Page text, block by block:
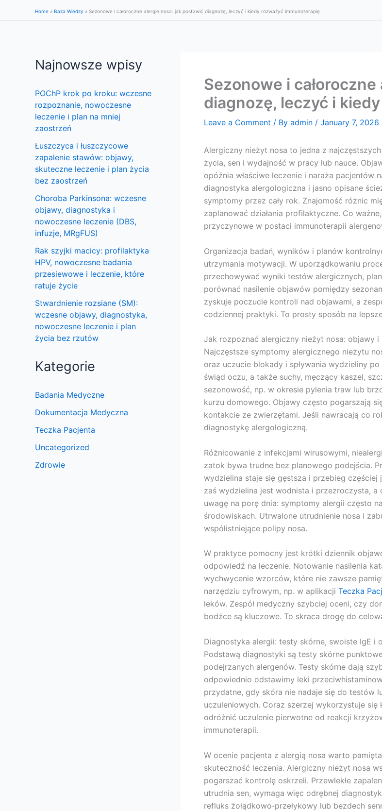
Home » Baza Wiedzy » Sezonowe i całoroczne alergie nosa: jak postawić diagnozę, leczyć i kiedy rozważyć immunoterapię
Najnowsze wpisy
POChP krok po kroku: wczesne
rozpoznanie, nowoczesne
leczenie i plan na mniej
zaostrzeń
Łuszczyca i łuszczycowe
zapalenie stawów: objawy,
skuteczne leczenie i plan życia
bez zaostrzeń
Choroba Parkinsona: wczesne
objawy, diagnostyka i
nowoczesne leczenie (DBS,
infuzje, MRgFUS)
Rak szyjki macicy: profilaktyka
HPV, nowoczesne badania
przesiewowe i leczenie, które
ratuje życie
Stwardnienie rozsiane (SM):
wczesne objawy, diagnostyka,
nowoczesne leczenie i plan
życia bez rzutów
Kategorie
Badania Medyczne
Dokumentacja Medyczna
Teczka Pacjenta
Uncategorized
Zdrowie
Sezonowe i
diagnozę, leczyć i
Leave a Comment / By admin / January 7, 2026
Alergiczny nieżyt nosa to jedna z
życia, sen i wydajność w pracy lub nauce.
opóźnia właściwe leczenie i naraża pacjentów
diagnostyka alergologiczna i jasno opisane
symptomy przez cały rok. Znajomość różnic
zaplanować działania profilaktyczne. Co
przyczynowe w postaci immunoterapii
Organizacja badań, wyników i planów
utrzymania motywacji. W uporządkowaniu
przechowywać wyniki testów alergicznych,
porównać nasilenie objawów pomiędzy
zyskuje poczucie kontroli nad objawami, a
codziennej praktyki. To prosty sposób na
Jak rozpoznać alergiczny nieżyt nosa: objawy i
Najczęstsze symptomy alergicznego nieżytu
oraz uczucie blokady i spływania wydzieliny po
świąd oczu, a także suchy, męczący kaszel,
sezonowość, np. w okresie pylenia traw lub
kurzu domowego. Objawy często pogarszają
kontakcie ze zwierzętami. Jeśli nawracają co
diagnostykę alergologiczną.
Różnicowanie z infekcjami wirusowymi,
zatok bywa trudne bez planowego podejścia.
wydzielina staje się gęstsza i przebieg
zaś wydzielina jest wodnista i przezroczysta,
uwagę na porę dnia: symptomy alergii często
środowiskach. Utrwalone utrudnienie nosa i
współistniejące polipy nosa.
W praktyce pomocny jest krótki dziennik
odpowiedź na leczenie. Notowanie nasilenia
wychwycenie wzorców, które nie zawsze
narzędziu cyfrowym, np. w aplikacji Teczka
leków. Zespół medyczny szybciej oceni, czy
bodźce są kluczowe. To skraca drogę do
Diagnostyka alergii: testy skórne, swoiste IgE i
Podstawą diagnostyki są testy skórne
podejrzanych alergenów. Testy skórne dają
odpowiednio odstawimy leki
przydatne, gdy skóra nie nadaje się do testów
uczuleniowych. Coraz szerzej wykorzystuje
odróżnić uczulenie pierwotne od reakcji
immunoterapii.
W ocenie pacjenta z alergią nosa warto
skuteczność leczenia. Alergiczny nieżyt nosa
pogarszać kontrolę oskrzeli. Przewlekłe
utrudnia sen, wymaga więc odrębnej
refluks żołądkowo‑przełykowy lub bezdech